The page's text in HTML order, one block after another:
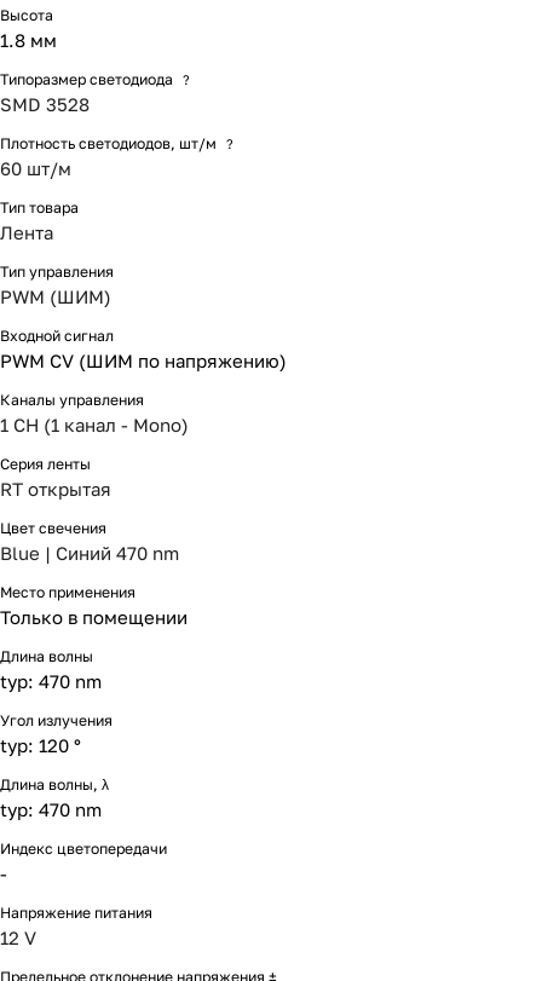
Высота
1.8 мм
Типоразмер светодиода ?
SMD 3528
Плотность светодиодов, шт/м ?
60 шт/м
Тип товара
Лента
Тип управления
PWM (ШИМ)
Входной сигнал
PWM СV (ШИМ по напряжению)
Каналы управления
1 CH (1 канал - Mono)
Серия ленты
RT открытая
Цвет свечения
Blue | Синий 470 nm
Место применения
Только в помещении
Длина волны
typ: 470 nm
Угол излучения
typ: 120 °
Длина волны, λ
typ: 470 nm
Индекс цветопередачи
-
Напряжение питания
12 V
Предельное отклонение напряжения ±